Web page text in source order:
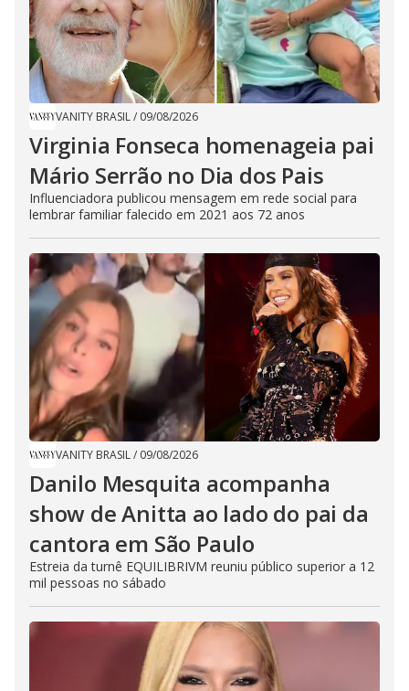
VANITY BRASIL/ 09/08/2026
Virginia Fonseca homenageia pai
Mário Serrão no Dia dos Pais
Influenciadora publicou mensagem em rede social para
lembrar familiar falecido em 2021 aos 72 anos
VANITY BRASIL/ 09/08/2026
Danilo Mesquita acompanha
show de Anitta ao lado do pai da
cantora em São Paulo
Estreia da turnê EQUILIBRIVM reuniu público superior a 12
mil pessoas no sábado